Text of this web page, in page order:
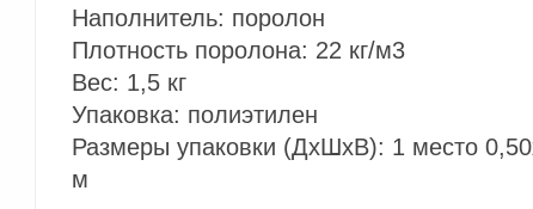
Наполнитель: поролон
Плотность поролона: 22 кг/м3
Вес: 1,5 кг
Упаковка: полиэтилен
Размеры упаковки (ДхШхВ): 1 место
м